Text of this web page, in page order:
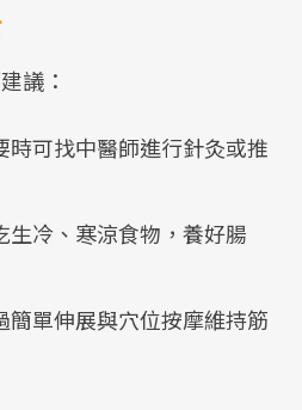
議：
時可找中醫師進行針灸或推
生冷、寒涼食物，養好腸
簡單伸展與穴位按摩維持筋